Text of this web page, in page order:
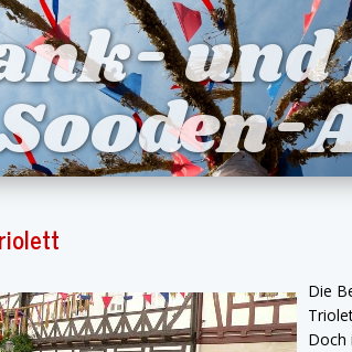
Die
Doch